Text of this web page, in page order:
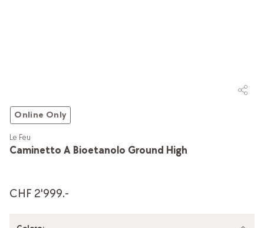
Online Only
Caminetto A Bioetanolo Ground High
Le Feu
CHF 2'999.-